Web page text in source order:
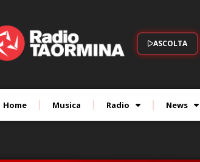
ASCOLTA
Home Musica Radio News